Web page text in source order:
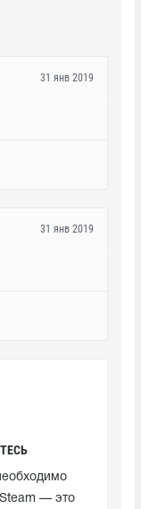
31 янв 2019
31 янв 2019
Steam — это